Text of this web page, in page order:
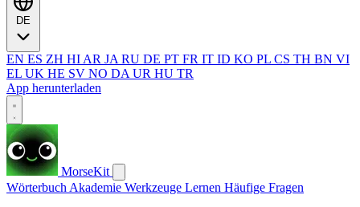
EN ES ZH HI AR JA RU DE PT FR IT ID KO PL CS TH BN VI
EL UK HE SV NO DA UR HU TR
App herunterladen
MorseKit
Wörterbuch Akademie Werkzeuge Lernen Häufige Fragen